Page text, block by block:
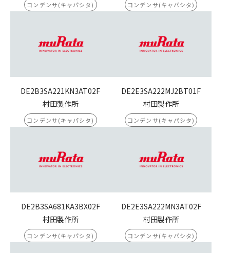
コンデンサ(キャパシタ) コンデンサ(キャパシタ)
DE2B3SA221KN3AT02F
村田製作所
コンデンサ(キャパシタ)
DE2E3SA222MJ2BT01F
村田製作所
コンデンサ(キャパシタ)
DE2B3SA681KA3BX02F
村田製作所
コンデンサ(キャパシタ)
DE2E3SA222MN3AT02F
村田製作所
コンデンサ(キャパシタ)